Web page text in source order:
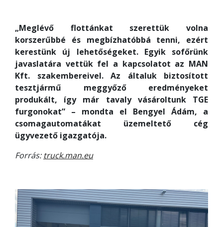
„Meglévő flottánkat szerettük volna
korszerűbbé és megbízhatóbbá tenni, ezért
kerestünk új lehetőségeket. Egyik sofőrünk
javaslatára vettük fel a kapcsolatot az MAN
Kft. szakembereivel. Az általuk biztosított
tesztjármű meggyőző eredményeket
produkált, így már tavaly vásároltunk TGE
furgonokat” – mondta el Bengyel Ádám, a
csomagautomatákat üzemeltető cég
ügyvezető igazgatója.
Forrás: truck.man.eu